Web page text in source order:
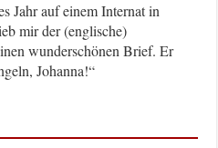
Jahr auf einem Internat in
mir der (englische)
wunderschönen Brief. Er
Johanna!“